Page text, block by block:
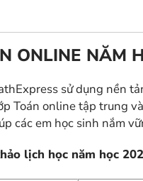
ONLINE NĂM
sử dụng nền
Toán online tập trung
các em học sinh nắm
lịch học năm học